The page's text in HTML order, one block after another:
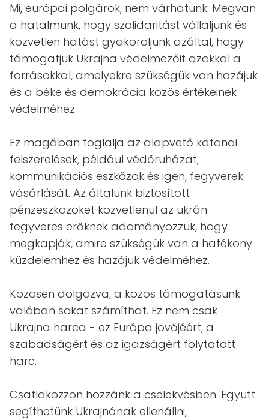
Mi, európai polgárok, nem várhatunk. Megvan
a hatalmunk, hogy szolidaritást vállaljunk és
közvetlen hatást gyakoroljunk azáltal, hogy
támogatjuk Ukrajna védelmezőit azokkal a
forrásokkal, amelyekre szükségük van hazájuk
és a béke és demokrácia közös értékeinek
védelméhez.
Ez magában foglalja az alapvető katonai
felszerelések, például védőruházat,
kommunikációs eszközök és igen, fegyverek
vásárlását. Az általunk biztosított
pénzeszközöket közvetlenül az ukrán
fegyveres erőknek adományozzuk, hogy
megkapják, amire szükségük van a hatékony
küzdelemhez és hazájuk védelméhez.
Közösen dolgozva, a közös támogatásunk
valóban sokat számíthat. Ez nem csak
Ukrajna harca - ez Európa jövőjéért, a
szabadságért és az igazságért folytatott
harc.
Csatlakozzon hozzánk a cselekvésben. Együtt
segíthetünk Ukrajnának ellenállni,